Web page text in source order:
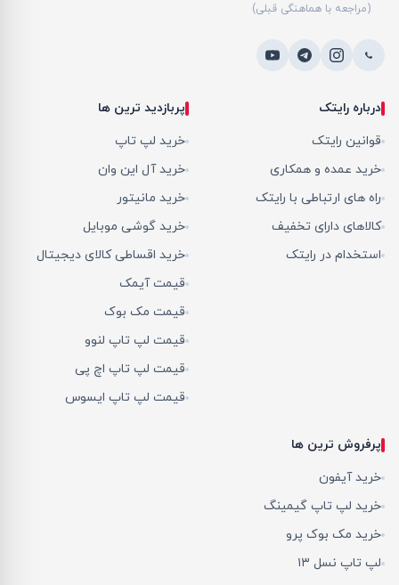
(مراجعه با هماهنگی قبلی)
درباره رایتک
قوانین رایتک
خرید عمده و همکاری
راه های ارتباطی با رایتک
کالاهای دارای تخفیف
استخدام در رایتک
پربازدید ترین ها
خرید لپ تاپ
خرید آل این وان
خرید مانیتور
خرید گوشی موبایل
خرید اقساطی کالای دیجیتال
قیمت آیمک
قیمت مک بوک
قیمت لپ تاپ لنوو
قیمت لپ تاپ اچ پی
قیمت لپ تاپ ایسوس
پرفروش ترین ها
خرید آیفون
خرید لپ تاپ گیمینگ
خرید مک بوک پرو
لپ تاپ نسل ۱۳